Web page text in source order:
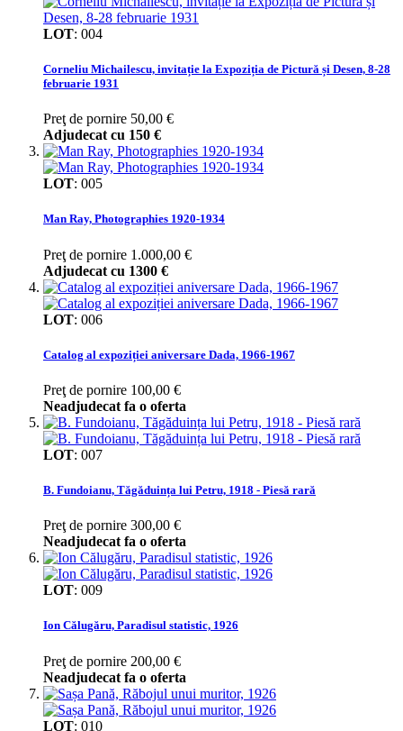
LOT: 004
Corneliu Michailescu, invitație la Expoziția de Pictură și Desen, 8-28
februarie 1931
Preţ de pornire 50,00 €
Adjudecat cu 150 €
LOT: 005
Man Ray, Photographies 1920-1934
Preţ de pornire 1.000,00 €
Adjudecat cu 1300 €
LOT: 006
Catalog al expoziției aniversare Dada, 1966-1967
Preţ de pornire 100,00 €
Neadjudecat fa o oferta
LOT: 007
B. Fundoianu, Tăgăduința lui Petru, 1918 - Piesă rară
Preţ de pornire 300,00 €
Neadjudecat fa o oferta
LOT: 009
Ion Călugăru, Paradisul statistic, 1926
Preţ de pornire 200,00 €
Neadjudecat fa o oferta
LOT: 010